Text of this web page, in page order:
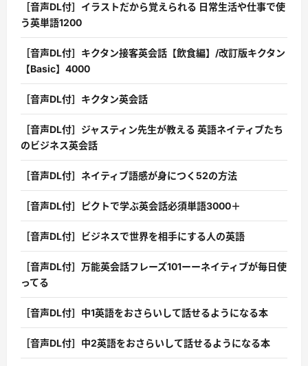
［音声DL付］イラストだから覚えられる 日常生活や仕事で使
う英単語1200
［音声DL付］キクタン接客英会話【飲食編】/改訂版キクタン
【Basic】4000
［音声DL付］キクタン英会話
［音声DL付］ジャスティン先生が教える 英語ネイティブたち
のビジネス英会話
［音声DL付］ネイティブ語感が身につく52の方法
［音声DL付］ピクトで学ぶ英会話必須単語3000＋
［音声DL付］ビジネスで世界を相手にする人の英語
［音声DL付］万能英会話フレーズ101ーーネイティブが毎日使
ってる
［音声DL付］中1英語をおさらいして話せるようになる本
［音声DL付］中2英語をおさらいして話せるようになる本